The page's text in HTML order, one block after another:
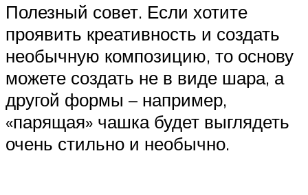
Полезный совет. Если хотите
проявить креативность и создать
необычную композицию, то основу
можете создать не в виде шара, а
другой формы – например,
«парящая» чашка будет выглядеть
очень стильно и необычно.